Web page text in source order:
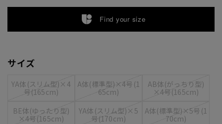
Find your size
サイズ
YA体(スリム型)×4
号(165cm)
A体(標準型)×4号(1
65cm)
AB体(がっちり型)
×4号(165cm)
BE体(ゆったり型)
×4号(165cm)
YA体(スリム型)×5
号(170cm)
A体(標準型)×5号(1
70cm)